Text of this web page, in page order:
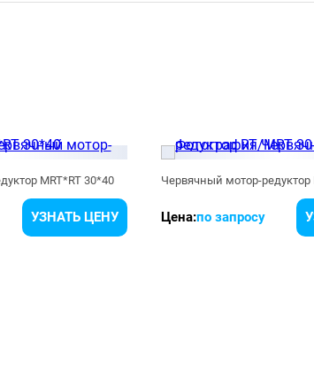
MRT*RT 30*40
УЗНАТЬ ЦЕНУ
Червячный мотор-редуктор
Цена:по запросу